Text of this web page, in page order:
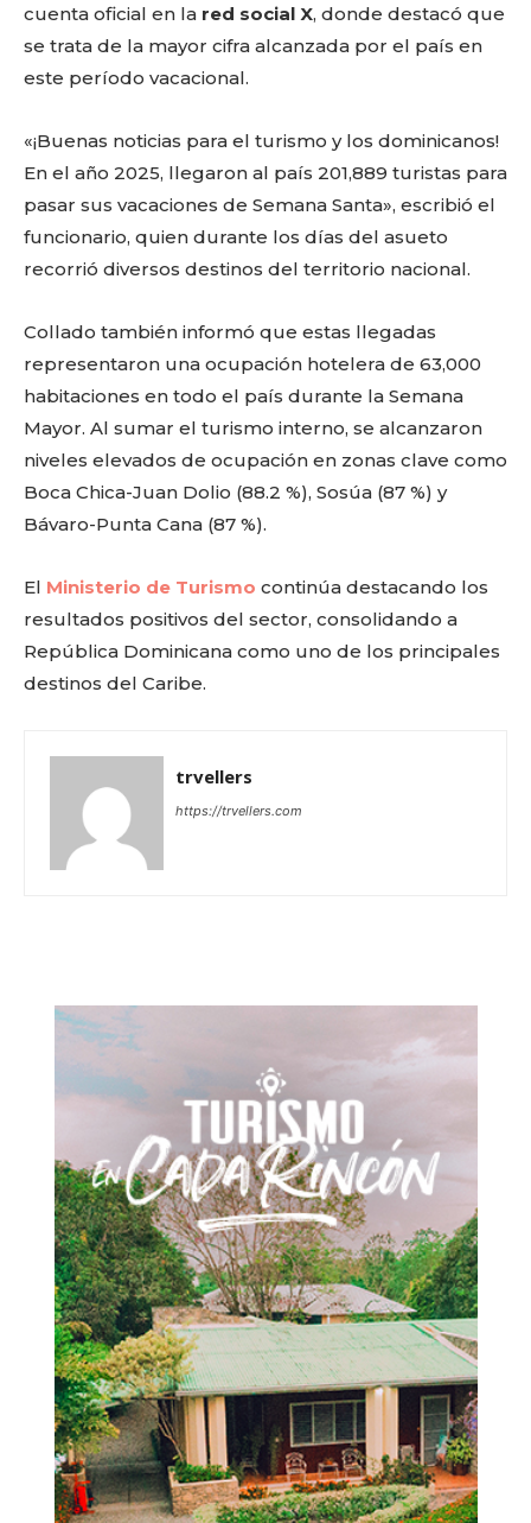
cuenta oficial en la red social X, donde destacó que
se trata de la mayor cifra alcanzada por el país en
este período vacacional.
«¡Buenas noticias para el turismo y los dominicanos!
En el año 2025, llegaron al país 201,889 turistas para
pasar sus vacaciones de Semana Santa», escribió el
funcionario, quien durante los días del asueto
recorrió diversos destinos del territorio nacional.
Collado también informó que estas llegadas
representaron una ocupación hotelera de 63,000
habitaciones en todo el país durante la Semana
Mayor. Al sumar el turismo interno, se alcanzaron
niveles elevados de ocupación en zonas clave como
Boca Chica-Juan Dolio (88.2 %), Sosúa (87 %) y
Bávaro-Punta Cana (87 %).
El Ministerio de Turismo continúa destacando los
resultados positivos del sector, consolidando a
República Dominicana como uno de los principales
destinos del Caribe.
trvellers
https://trvellers.com